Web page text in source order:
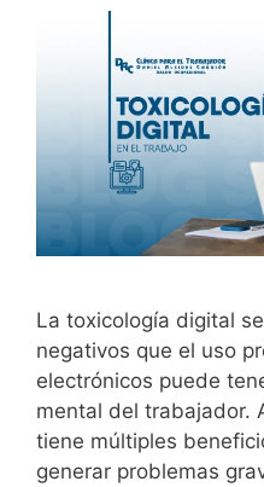
La toxicología digital
negativos que el uso
electrónicos puede
mental del trabajador.
tiene múltiples
generar problemas